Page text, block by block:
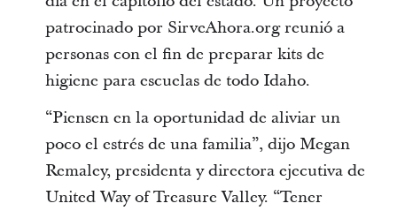
patrocinado por SirveAhora.org reunió a
personas con el fin de preparar kits de
higiene para escuelas de todo Idaho.
“Piensen en la oportunidad de aliviar un
poco el estrés de una familia”, dijo Megan
Remaley, presidenta y directora ejecutiva de
United Way of Treasure Valley. “Tener